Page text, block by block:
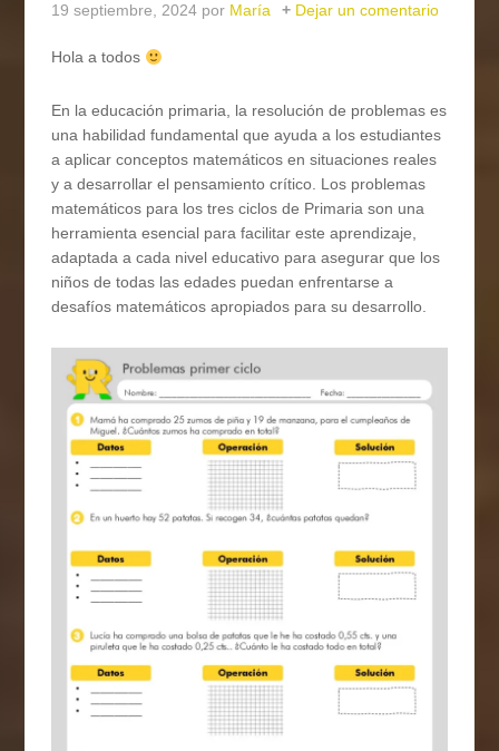
19 septiembre, 2024 por María Dejar un comentario
Hola a todos
En la educación primaria, la resolución de problemas es
una habilidad fundamental que ayuda a los estudiantes
a aplicar conceptos matemáticos en situaciones reales
y a desarrollar el pensamiento crítico. Los problemas
matemáticos para los tres ciclos de Primaria son una
herramienta esencial para facilitar este aprendizaje,
adaptada a cada nivel educativo para asegurar que los
niños de todas las edades puedan enfrentarse a
desafíos matemáticos apropiados para su desarrollo.